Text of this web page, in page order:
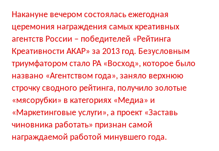
Накануне вечером состоялась ежегодная
церемония награждения самых креативных
агентств России – победителей «Рейтинга
Креативности АКАР» за 2013 год. Безусловным
триумфатором стало РА «Восход», которое было
названо «Агентством года», заняло верхнюю
строчку сводного рейтинга, получило золотые
«мясорубки» в категориях «Медиа» и
«Маркетинговые услуги», а проект «Заставь
чиновника работать» признан самой
награждаемой работой минувшего года.